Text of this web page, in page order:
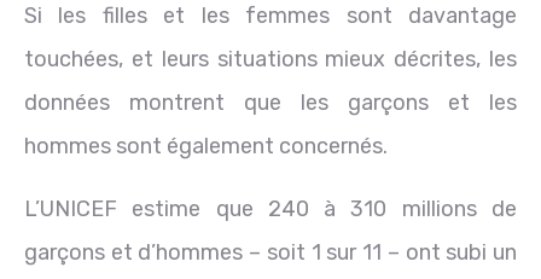
Si les filles et les femmes sont davantage
touchées, et leurs situations mieux décrites, les
données montrent que les garçons et les
hommes sont également concernés.
L’UNICEF estime que 240 à 310 millions de
garçons et d’hommes – soit 1 sur 11 – ont subi un